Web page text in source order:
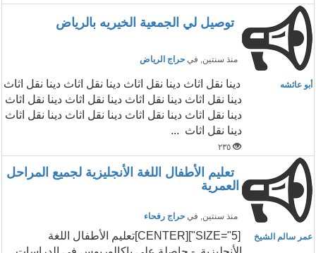
توصيل لي الجمعية الخيريه بالرياض
منذ سنتين, في حراج الرياض
أبو عائشه
دينا نقل اثاث دينا نقل اثاث دينا نقل اثاث دينا نقل اثاث
دينا نقل اثاث دينا نقل اثاث دينا نقل اثاث دينا نقل اثاث
دينا نقل اثاث دينا نقل اثاث دينا نقل اثاث دينا نقل اثاث
دينا نقل اثاث ...
٢٣٥
تعليم الأطفال اللغة الأنجليزية لجميع المراحل
العمرية
منذ سنتين, في حراج رفحاء
عمر سالم الشيخ
[SIZE="5"][CENTER]تعليم الأطفال اللغة